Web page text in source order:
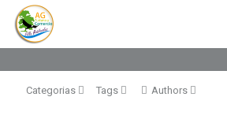
Categorias Tags Authors